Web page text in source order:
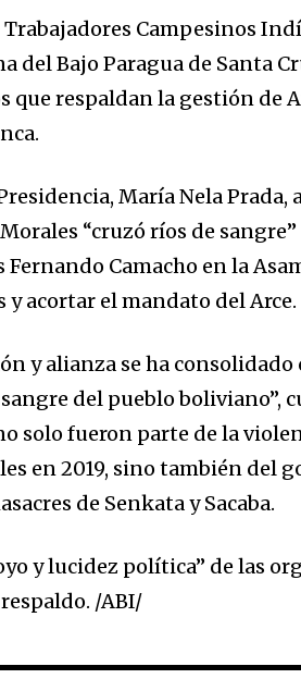
of
and be part
your email address on our
Don't worry, we respect your
information is safe with us.
Campesinos
del Bajo Paragua de Santa
respaldan la gestión de
María Nela Prada,
“cruzó ríos de
Fernando Camacho en la
acortar el mandato del Arce.
y alianza se ha
del pueblo boliviano”,
solo fueron parte de la
en 2019, sino también del
de Senkata y Sacaba.
y lucidez política” de las
/ABI/